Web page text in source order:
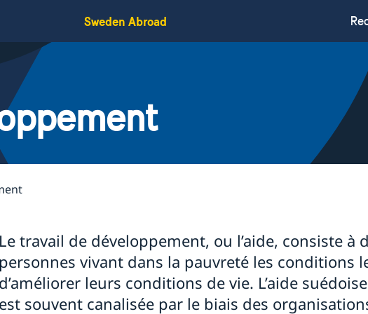
Sweden Abroad
Le travail de développement, ou l’aide, consiste à
personnes vivant dans la pauvreté les conditions
d’améliorer leurs conditions de vie. L’aide
est souvent canalisée par le biais des